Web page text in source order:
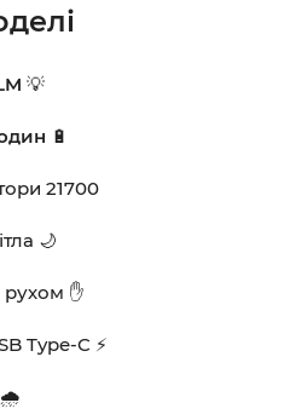
💡
🔋
21700
🌙
✋
Type-C ⚡
🌧️